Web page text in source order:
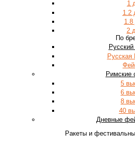
1
1.2
2
По
Русская
Римские
5
6
8
40
Дневные
Ракеты и